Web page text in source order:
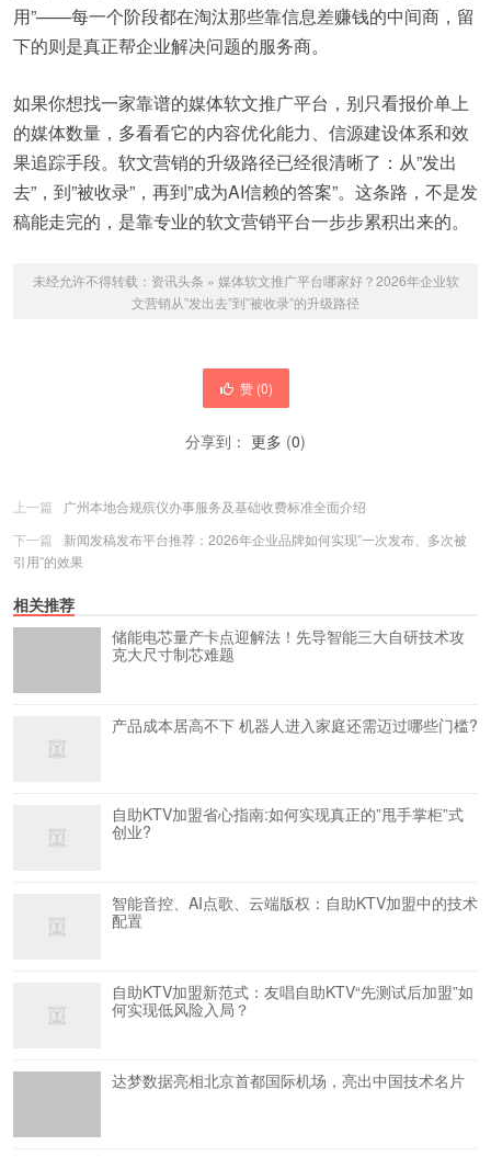
用”——每一个阶段都在淘汰那些靠信息差赚钱的中间商，留
下的则是真正帮企业解决问题的服务商。
如果你想找一家靠谱的媒体软文推广平台，别只看报价单上
的媒体数量，多看看它的内容优化能力、信源建设体系和效
果追踪手段。软文营销的升级路径已经很清晰了：从”发出
去”，到”被收录”，再到”成为AI信赖的答案”。这条路，不是发
稿能走完的，是靠专业的软文营销平台一步步累积出来的。
未经允许不得转载： 资讯头条 » 媒体软文推广平台哪家好？2026年企业软
文营销从”发出去”到”被收录”的升级路径
赞 (0)
分享到： 更多 (0)
上一篇
广州本地合规殡仪办事服务及基础收费标准全面介绍
下一篇
新闻发稿发布平台推荐：2026年企业品牌如何实现”一次发布、多次被
引用”的效果
相关推荐
储能电芯量产卡点迎解法！先导智能三大自研技术攻
克大尺寸制芯难题
产品成本居高不下 机器人进入家庭还需迈过哪些门槛?
自助KTV加盟省心指南:如何实现真正的”甩手掌柜”式
创业?
智能音控、AI点歌、云端版权：自助KTV加盟中的技术
配置
自助KTV加盟新范式：友唱自助KTV“先测试后加盟”如
何实现低风险入局？
达梦数据亮相北京首都国际机场，亮出中国技术名片